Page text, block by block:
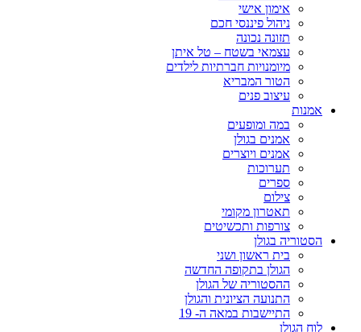
אימון אישי
ניהול פיננסי חכם
תזונה נכונה
עצמאי בשטח – טל איתן
מיומנויות חברתיות לילדים
הטור המבריא
עיצוב פנים
אמנות
במה ומופעים
אמנים בגולן
אמנים ויוצרים
תערוכות
ספרים
צילום
תאטרון מקומי
צורפות ותכשיטים
הסטוריה בגולן
בית ראשון ושני
הגולן בתקופה החדשה
ההסטוריה של הגולן
התנועה הציונית והגולן
התיישבות במאה ה- 19
לוח הגולן